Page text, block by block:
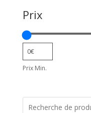
Prix
Prix Min.